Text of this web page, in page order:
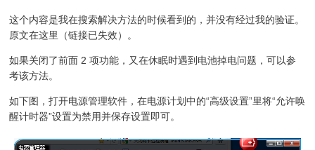
这个内容是我在搜索解决方法的时候看到的，并没有经过我的验证。
原文在这里（链接已失效）。
如果关闭了前面 2 项功能，又在休眠时遇到电池掉电问题，可以参
考该方法。
如下图，打开电源管理软件，在电源计划中的“高级设置”里将“允许唤
醒计时器”设置为禁用并保存设置即可。